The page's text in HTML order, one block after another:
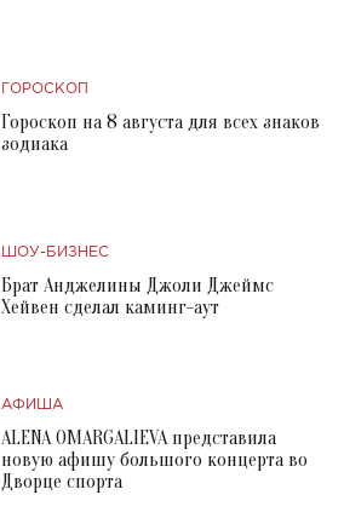
ГОРОСКОП
Гороскоп на 8 августа для всех знаков
зодиака
ШОУ-БИЗНЕС
Брат Анджелины Джоли Джеймс
Хейвен сделал каминг-аут
АФИША
ALENA OMARGALIEVA представила
новую афишу большого концерта во
Дворце спорта